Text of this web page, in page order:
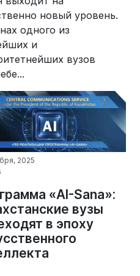
новый уровень.
одного из
и
вузов
2025
«AI-Sana»:
вузы
в эпоху